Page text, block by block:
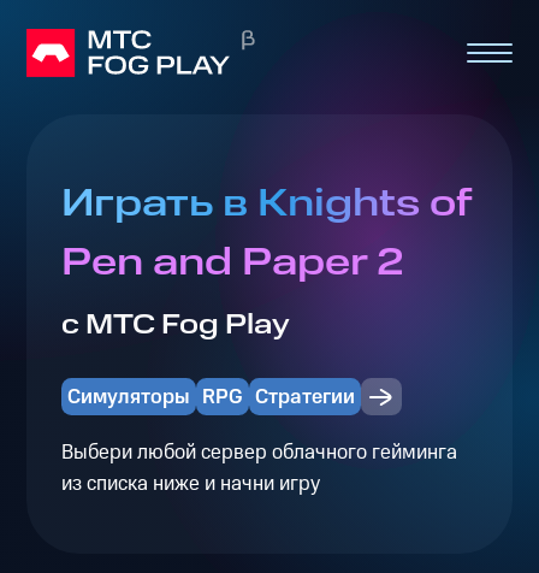
Играть в Knights of
Pen and Paper 2
с МТС Fog Play
Симуляторы RPG Стратегии
Выбери любой сервер облачного гейминга
из списка ниже и начни игру